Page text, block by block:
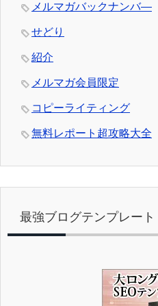
メルマガバックナンバ―
せどり
紹介
メルマガ会員限定
コピーライティング
無料レポート超攻略大全
最強ブログテンプレート